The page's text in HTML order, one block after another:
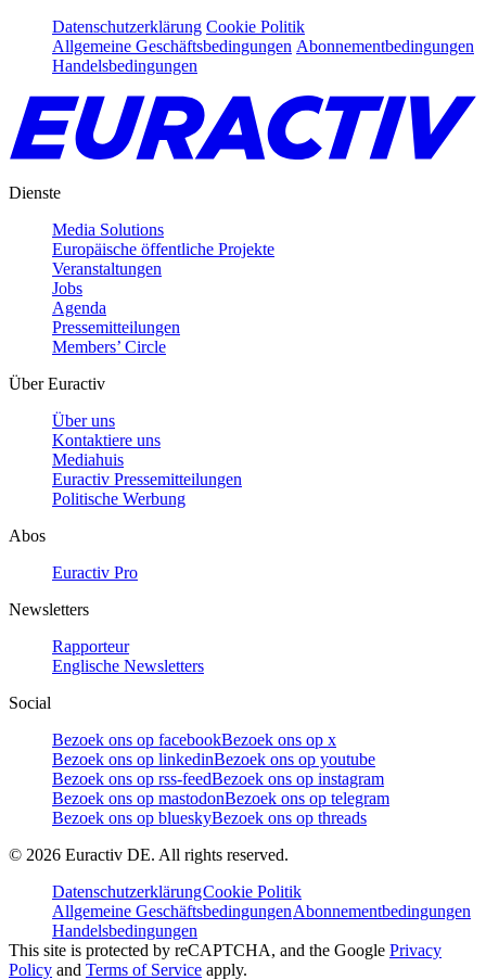
Datenschutzerklärung Cookie Politik
Allgemeine Geschäftsbedingungen Abonnementbedingungen
Handelsbedingungen
Dienste
Media Solutions
Europäische öffentliche Projekte
Veranstaltungen
Jobs
Agenda
Pressemitteilungen
Members’ Circle
Über Euractiv
Über uns
Kontaktiere uns
Mediahuis
Euractiv Pressemitteilungen
Politische Werbung
Abos
Euractiv Pro
Newsletters
Rapporteur
Englische Newsletters
Social
Bezoek ons op facebookBezoek ons op x
Bezoek ons op linkedinBezoek ons op youtube
Bezoek ons op rss-feedBezoek ons op instagram
Bezoek ons op mastodonBezoek ons op telegram
Bezoek ons op blueskyBezoek ons op threads
© 2026 Euractiv DE. All rights reserved.
DatenschutzerklärungCookie Politik
Allgemeine GeschäftsbedingungenAbonnementbedingungen
Handelsbedingungen
This site is protected by reCAPTCHA, and the Google Privacy
Policy and Terms of Service apply.